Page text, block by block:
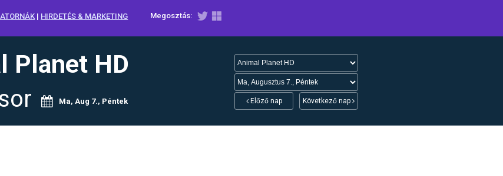
Megosztás:
| HIRDETÉS & MARKETING
Planet HD
Ma, Aug 7., Péntek Előző nap Következő nap